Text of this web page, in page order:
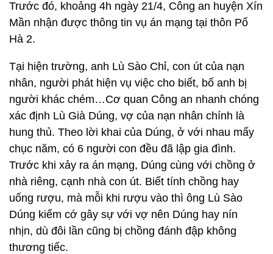
Trước đó, khoảng 4h ngày 21/4, Công an huyện Xín
Mần nhận được thông tin vụ án mạng tại thôn Pố
Hà 2.
Tại hiện trường, anh Lù Sào Chỉ, con út của nạn
nhân, người phát hiện vụ việc cho biết, bố anh bị
người khác chém…Cơ quan Công an nhanh chóng
xác định Lù Già Dúng, vợ của nạn nhân chính là
hung thủ. Theo lời khai của Dúng, ở với nhau mấy
chục năm, có 6 người con đều đã lập gia đình.
Trước khi xảy ra án mạng, Dúng cùng với chồng ở
nhà riêng, cạnh nhà con út. Biết tính chồng hay
uống rượu, mà mỗi khi rượu vào thì ông Lù Sào
Dúng kiếm cớ gây sự với vợ nên Dúng hay nín
nhịn, dù đôi lần cũng bị chồng đánh đập không
thương tiếc.